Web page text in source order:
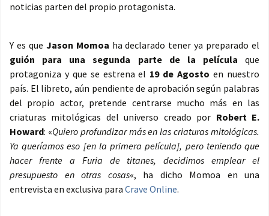
noticias parten del propio protagonista.
Y es que Jason Momoa ha declarado tener ya preparado el
guión para una segunda parte de la película que
protagoniza y que se estrena el 19 de Agosto en nuestro
país. El libreto, aún pendiente de aprobación según palabras
del propio actor, pretende centrarse mucho más en las
criaturas mitológicas del universo creado por Robert E.
Howard: «Quiero profundizar más en las criaturas mitológicas.
Ya queríamos eso [en la primera película], pero teniendo que
hacer frente a Furia de titanes, decidimos emplear el
presupuesto en otras cosas«, ha dicho Momoa en una
entrevista en exclusiva para Crave Online.